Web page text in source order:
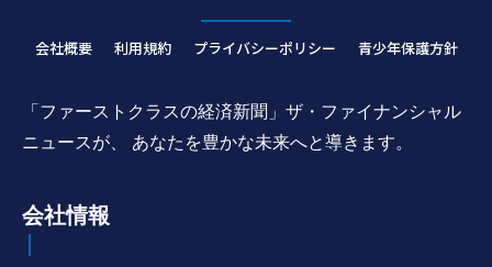
会社概要 利用規約 プライバシーポリシー 青少年保護方針
「ファーストクラスの経済新聞」ザ・ファイナンシャル
ニュースが、 あなたを豊かな未来へと導きます。
会社情報